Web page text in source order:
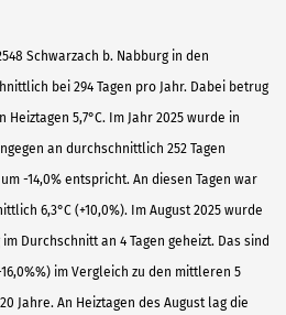
Schwarzach b. Nabburg in den
bei 294 Tagen pro Jahr. Dabei betrug
5,7°C. Im Jahr 2025 wurde in
an durchschnittlich 252 Tagen
-14,0% entspricht. An diesen Tagen war
6,3°C (+10,0%). Im August 2025 wurde
Durchschnitt an 4 Tagen geheizt. Das sind
16,0%%) im Vergleich zu den mittleren 5
Jahre. An Heiztagen des August lag die